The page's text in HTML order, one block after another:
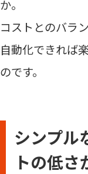
か。
コストとのバラ
自動化できれば
のです。
シンプル
トの低さ